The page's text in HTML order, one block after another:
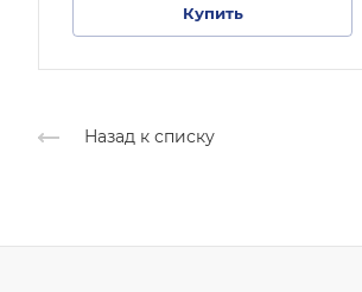
Купить
Назад к списку